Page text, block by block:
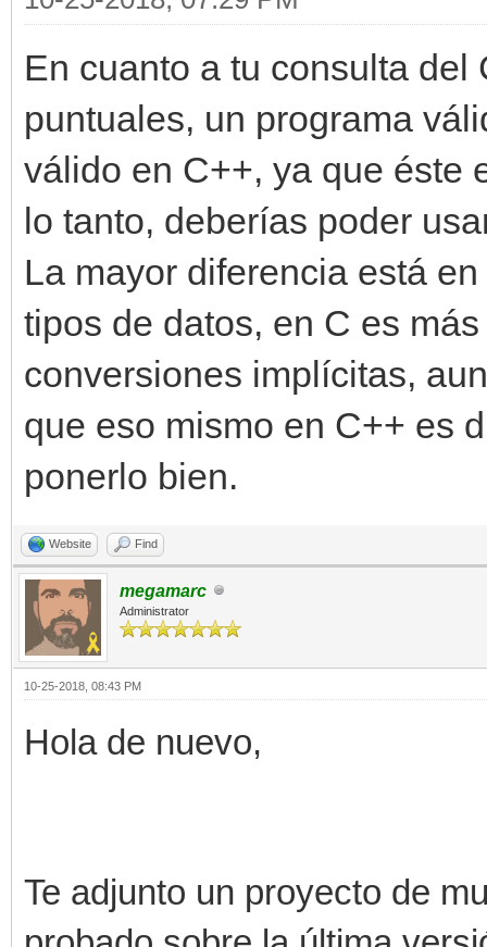
En cuanto a tu consulta
puntuales, un programa
válido en C++, ya que éste
lo tanto, deberías poder
La mayor diferencia está
tipos de datos, en C es
conversiones implícitas,
que eso mismo en C++ es
ponerlo bien.
Website Find
megamarc
Administrator
10-25-2018, 08:43 PM
Hola de nuevo,
Te adjunto un proyecto de